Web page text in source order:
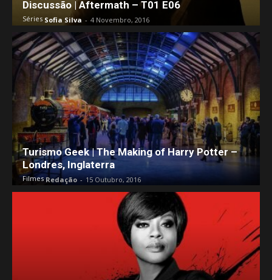
Discussão | Aftermath – T01 E06
Séries Sofia Silva - 4 Novembro, 2016
Turismo Geek | The Making of Harry Potter –
Londres, Inglaterra
FilmesRedação- 15 Outubro, 2016